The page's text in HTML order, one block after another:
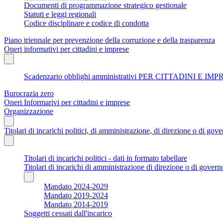
Documenti di programmazione strategico gestionale
Statuti e leggi regionali
Codice disciplinare e codice di condotta
Piano triennale per prevenzione della corruzione e della trasparenza
Oneri informativi per cittadini e imprese
Scadenzario obblighi amministrativi PER CITTADINI E
Burocrazia zero
Oneri Informarivi per cittadini e imprese
Organizzazione
Titolari di incarichi politici, di amministrazione, di direzione o di
Titolari di incarichi politici - dati in formato tabellare
Titolari di incarichi di amministrazione di direzione o di
Mandato 2024-2029
Mandato 2019-2024
Mandato 2014-2019
Soggetti cessati dall'incarico